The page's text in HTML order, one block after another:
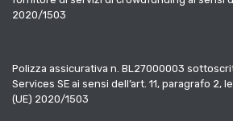
2020/1503
Polizza assicurativa n. BL27000003
Services SE ai sensi dell’art. 11, paragrafo 2,
(UE) 2020/1503